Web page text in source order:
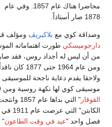
محاضرا هناك عام 1857. وفي عام
1878 صار أستاذاً.
وصداقة كوي مع بلاكيريڤ ومؤلف
دارجوميسكي طورت اهتماماته
من أن ليس له أجداد روس، فقد صار
ومن عام
ولاحقا يقدم دعاية ناجحة
موسيقى كوي لها نكهة روسية ومن 10 اوبرات له فقط الأولى "
القوقاز
فصل واحد "عيد في وقت الطاعون"